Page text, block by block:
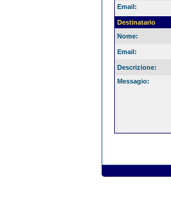
Email:
Destinatario
Nome:
Email:
Descrizione:
Messagio: